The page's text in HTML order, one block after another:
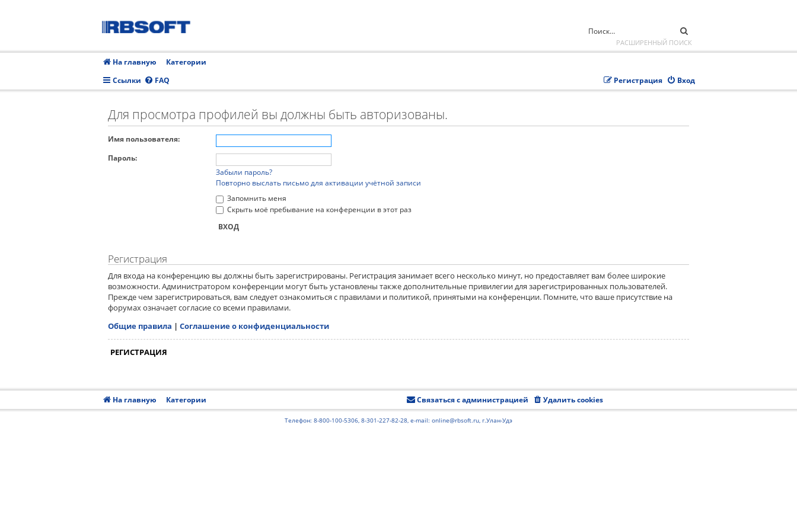
РАСШИРЕННЫЙ ПОИСК
На главную
Категории
Ссылки
FAQ Вход
Регистрация
Для просмотра профилей вы должны быть авторизованы.
Имя пользователя:
Пароль:
Забыли пароль?
Повторно выслать письмо для активации учётной записи
Запомнить меня
Скрыть моё пребывание на конференции в этот раз
Регистрация
Для входа на конференцию вы должны быть зарегистрированы. Регистрация занимает всего несколько минут, но предоставляет вам более широкие
возможности. Администратором конференции могут быть установлены также дополнительные привилегии для зарегистрированных пользователей.
Прежде чем зарегистрироваться, вам следует ознакомиться с правилами и политикой, принятыми на конференции. Помните, что ваше присутствие на
форумах означает согласие со всеми правилами.
Общие правила | Соглашение о конфиденциальности
РЕГИСТРАЦИЯ
На главную Категории Удалить cookies
Связаться с администрацией
Телефон: 8-800-100-5306, 8-301-227-82-28, e-mail: online@rbsoft.ru, г.Улан-Удэ